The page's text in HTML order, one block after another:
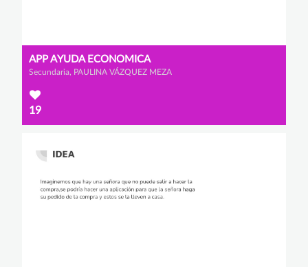
APP AYUDA ECONOMICA
Secundaria, PAULINA VÁZQUEZ MEZA
19